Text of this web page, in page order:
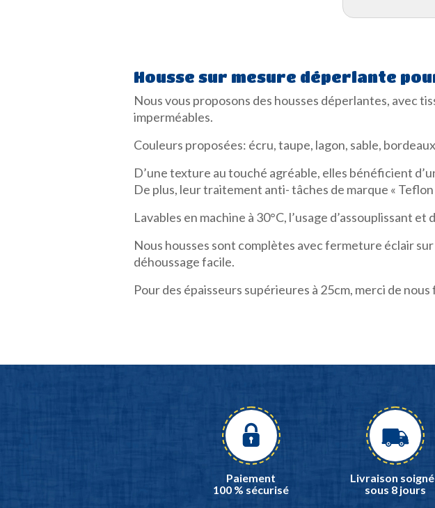
Housse sur mesure déperlante
Nous vous proposons des housses déperlantes, avec
imperméables.
Couleurs proposées: écru, taupe, lagon, sable,
D’une texture au touché agréable, elles bénéficient
De plus, leur traitement anti- tâches de marque «
Lavables en machine à 30°C, l’usage d’assouplissant
Nous housses sont complètes avec fermeture éclair
déhoussage facile.
Pour des épaisseurs supérieures à 25cm, merci de
Paiement
100 % sécurisé
Livraison
sous 8 jours